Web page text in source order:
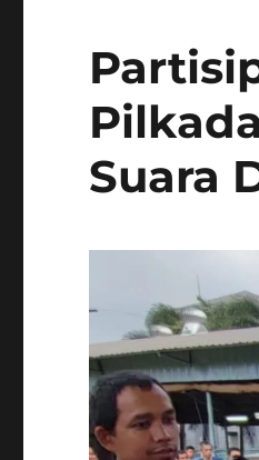
Suara